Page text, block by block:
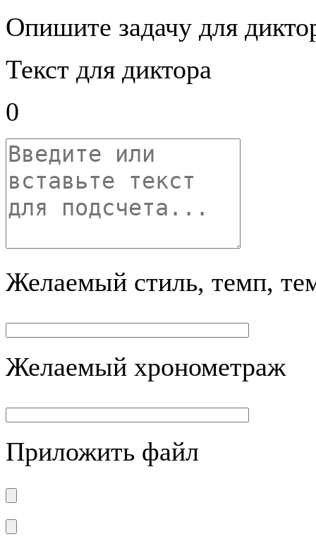
Опишите задачу для
Текст для диктора
0
Желаемый стиль, темп,
Желаемый хронометраж
Приложить файл